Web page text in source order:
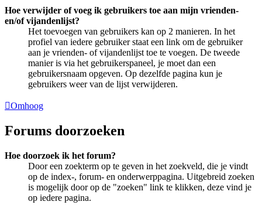
Hoe verwijder of voeg ik gebruikers toe aan mijn vrienden-
en/of vijandenlijst?
Het toevoegen van gebruikers kan op 2 manieren. In het
profiel van iedere gebruiker staat een link om de gebruiker
aan je vrienden- of vijandenlijst toe te voegen. De tweede
manier is via het gebruikerspaneel, je moet dan een
gebruikersnaam opgeven. Op dezelfde pagina kun je
gebruikers weer van de lijst verwijderen.
Omhoog
Forums doorzoeken
Hoe doorzoek ik het forum?
Door een zoekterm op te geven in het zoekveld, die je vindt
op de index-, forum- en onderwerppagina. Uitgebreid zoeken
is mogelijk door op de "zoeken" link te klikken, deze vind je
op iedere pagina.